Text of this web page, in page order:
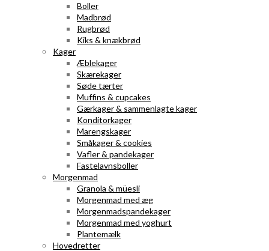
Boller
Madbrød
Rugbrød
Kiks & knækbrød
Kager
Æblekager
Skærekager
Søde tærter
Muffins & cupcakes
Gærkager & sammenlagte kager
Konditorkager
Marengskager
Småkager & cookies
Vafler & pandekager
Fastelavnsboller
Morgenmad
Granola & müesli
Morgenmad med æg
Morgenmadspandekager
Morgenmad med yoghurt
Plantemælk
Hovedretter